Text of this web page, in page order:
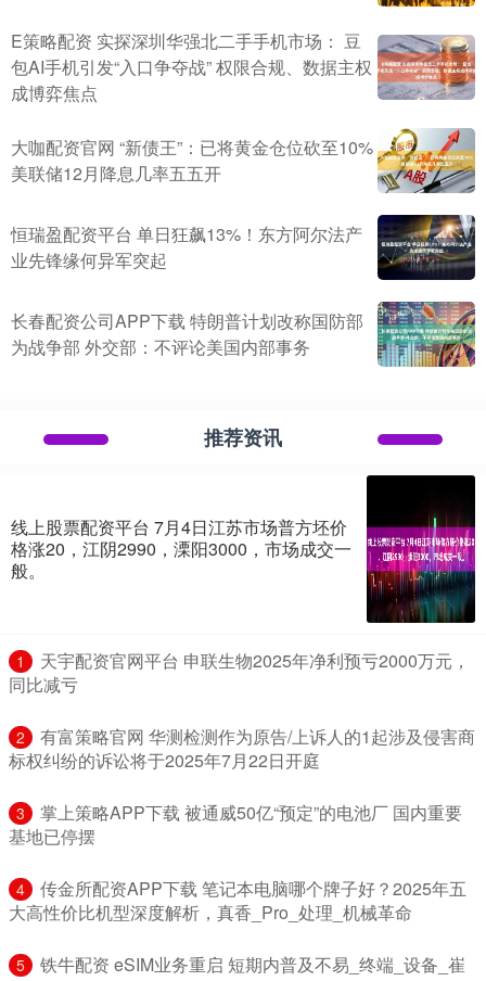
E策略配资 实探深圳华强北二手手机市场： 豆
包AI手机引发“入口争夺战” 权限合规、数据主权
成博弈焦点
大咖配资官网 “新债王”：已将黄金仓位砍至10%
美联储12月降息几率五五开
恒瑞盈配资平台 单日狂飙13%！东方阿尔法产
业先锋缘何异军突起
长春配资公司APP下载 特朗普计划改称国防部
为战争部 外交部：不评论美国内部事务
推荐资讯
线上股票配资平台 7月4日江苏市场普方坯价
格涨20，江阴2990，溧阳3000，市场成交一
般。
1
​天宇配资官网平台 申联生物2025年净利预亏2000万元，
同比减亏
2
​有富策略官网 华测检测作为原告/上诉人的1起涉及侵害商
标权纠纷的诉讼将于2025年7月22日开庭
3
​掌上策略APP下载 被通威50亿“预定”的电池厂 国内重要
基地已停摆
4
​传金所配资APP下载 笔记本电脑哪个牌子好？2025年五
大高性价比机型深度解析，真香_Pro_处理_机械革命
5
​铁牛配资 eSIM业务重启 短期内普及不易_终端_设备_崔